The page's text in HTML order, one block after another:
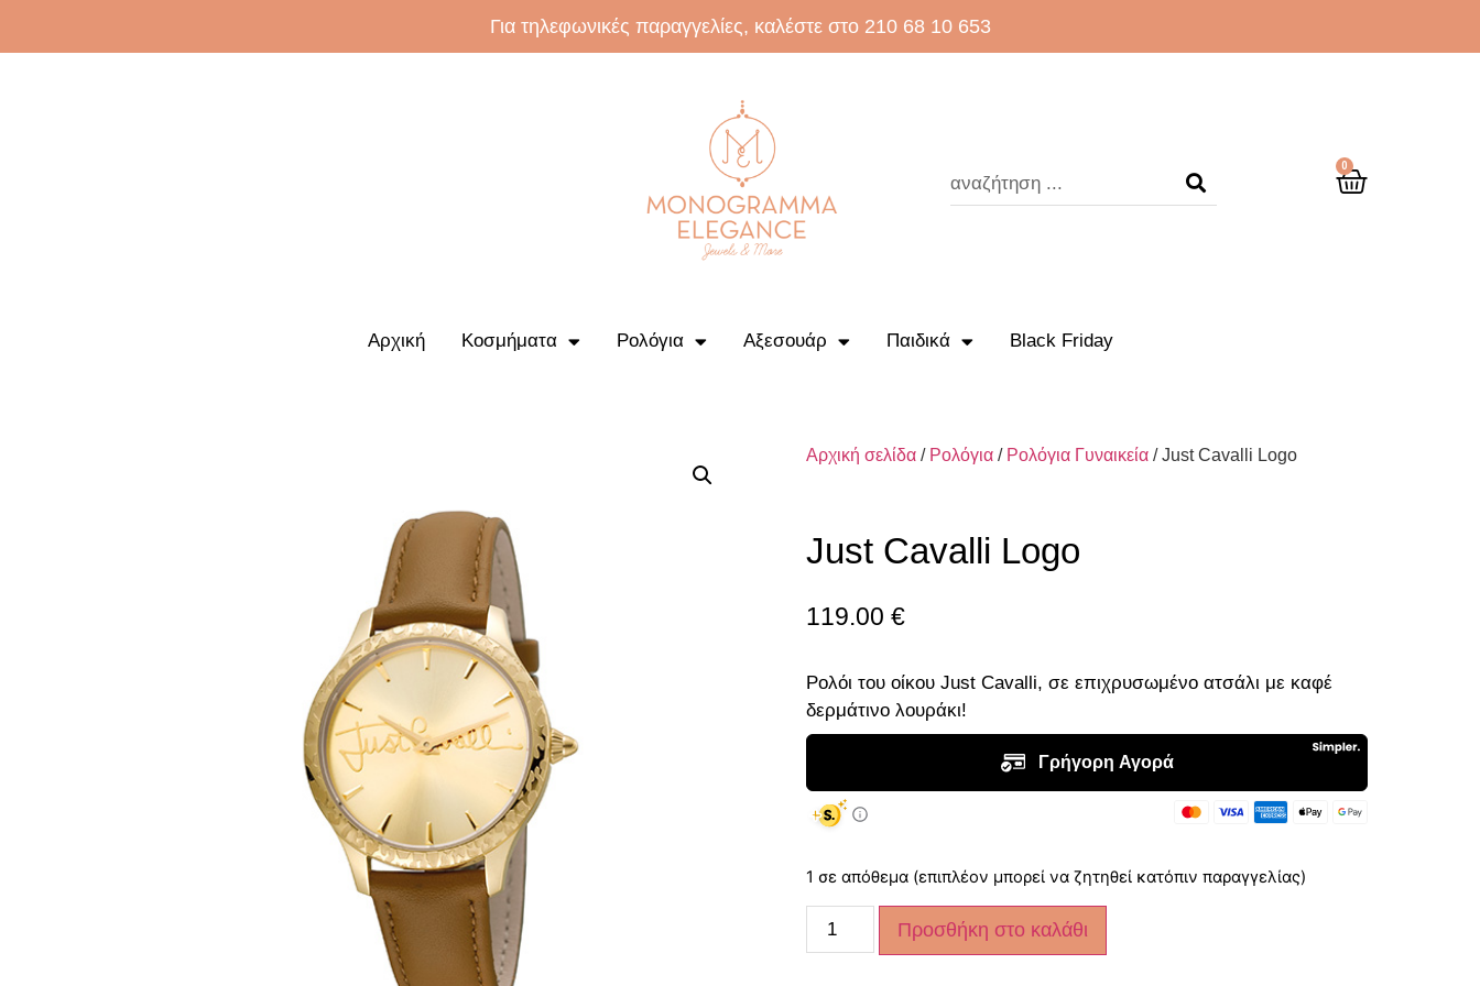
Για τηλεφωνικές παραγγελίες, καλέστε στο 210 68 10 653
0
Αρχική Κοσμήματα Ρολόγια Αξεσουάρ Παιδικά Black Friday
Αρχική σελίδα / Ρολόγια / Ρολόγια Γυναικεία / Just Cavalli Logo
Just Cavalli Logo
119.00 €
Ρολόι του οίκου Just Cavalli, σε επιχρυσωμένο ατσάλι με καφέ
δερμάτινο λουράκι!
1 σε απόθεμα (επιπλέον μπορεί να ζητηθεί κατόπιν παραγγελίας)
Προσθήκη στο καλάθι